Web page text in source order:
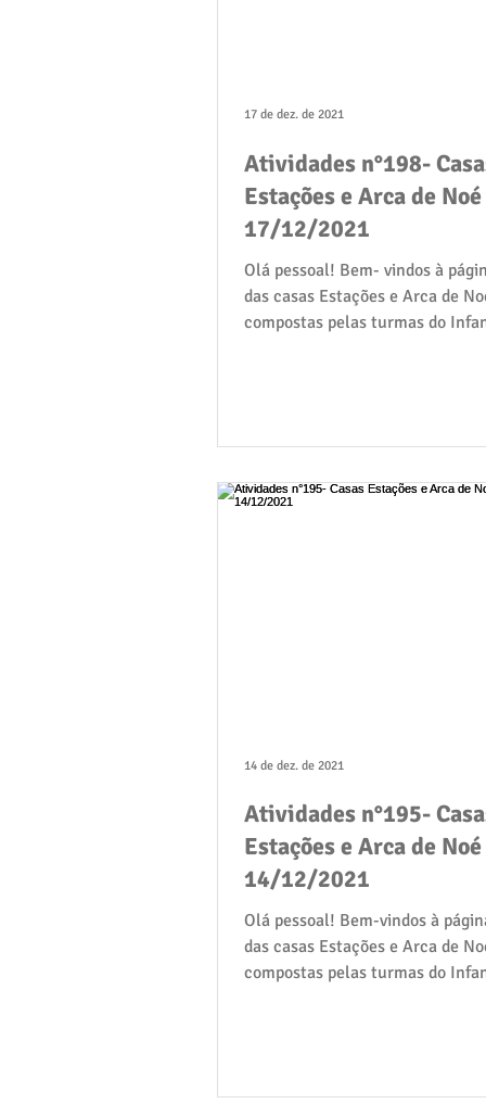
Atividades n°198-
Estações e Arca de
17/12/2021
Olá pessoal! Bem- vindos à
das casas Estações e Arca de
compostas pelas turmas do
17 de dez. de 2021
Atividades n°195-
Estações e Arca de
14/12/2021
Olá pessoal! Bem-vindos à
das casas Estações e Arca de
compostas pelas turmas do
14 de dez. de 2021